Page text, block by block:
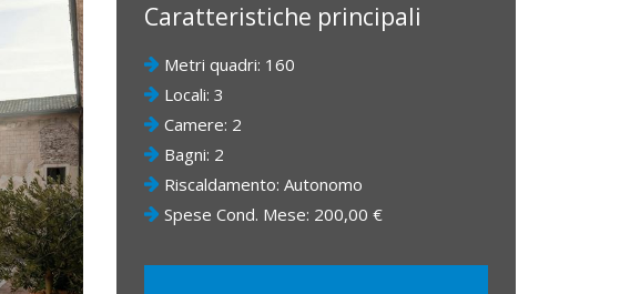
Caratteristiche principali
Metri quadri: 160
Locali: 3
Camere: 2
Bagni: 2
Riscaldamento: Autonomo
Spese Cond. Mese: 200,00 €